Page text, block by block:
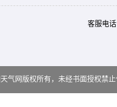
客服电
天气网版权所有，未经书面授权